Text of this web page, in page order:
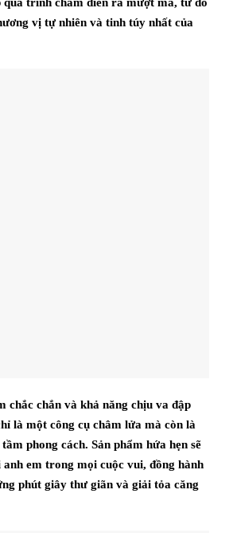
vị tự nhiên và tinh túy nhất của
chắc chắn và khả năng chịu va đập
là một công cụ châm lửa mà còn là
phong cách. Sản phẩm hứa hẹn sẽ
em trong mọi cuộc vui, đồng hành
phút giây thư giãn và giải tỏa căng